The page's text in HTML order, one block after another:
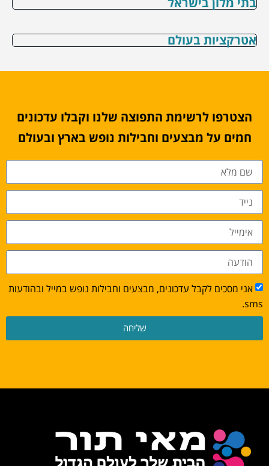
אטרקציות בעולם
הצטרפו לרשימת התפוצה שלנו וקבלו עדכונים
חמים על מבצעים וחבילות נופש בארץ ובעולם
אני מסכים לקבל עדכונים, מבצעים וחבילות נופש במייל ובהודעות
sms.
שליחה